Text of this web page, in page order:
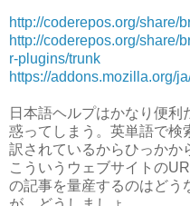
http://coderepos.org/share/
http://coderepos.org/share/
r-plugins/trunk
https://addons.mozilla.org/
日本語ヘルプはかなり便
惑ってしまう。英単語で検
訳されているからひっかか
こういうウェブサイトの
の記事を量産するのはどう